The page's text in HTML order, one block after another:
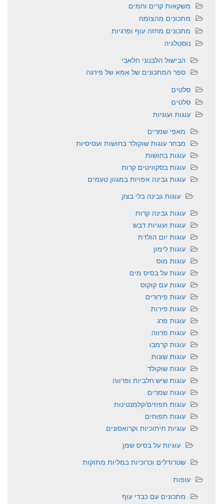
משקאות קרים וחמים
מתכונים מהצומח
מתכונים מחזה עוף ופרגיות
נוסטלגיה
הבישול הלבנוני חלאבי
ספר המתכונים של אמא של פירגה
סלטים
סלטים
עוגות ועוגיות
מאפי שמרים
מבחר עוגות שוקולד בחושות ועסיסיות
עוגות בחושות
עוגות בסקוויטים קרות
עוגות גבינה אפויות במגוון טעמים
עוגות גבינה בלי בצק
עוגות גבינה קרות
עוגות ועוגיות דבש
עוגות יום הולדת
עוגות לימון
עוגות מוס
עוגות על בסיס מים
עוגות עם קוקוס
עוגות פירורים
עוגות פירות
עוגות פרג
עוגות פרווה
עוגות קרמבו
עוגות שונות
עוגות שוקולד
עוגות שיש חלביות ופרווה
עוגות שמרים
עוגות תפוזים/קלמנטינות
עוגות תפוחים
עוגיות חיתוכיות וקרואסונים
עוגיות על בסיס שמן
שטרודלים וכרוכיות במליות מתוקות
עופות
מתכונים עם כבדי עוף